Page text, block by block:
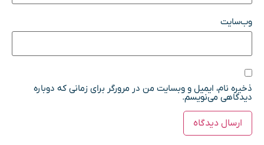
وب‌سایت
ذخیره نام، ایمیل و وبسایت من در مرورگر برای زمانی که دوباره
دیدگاهی می‌نویسم.